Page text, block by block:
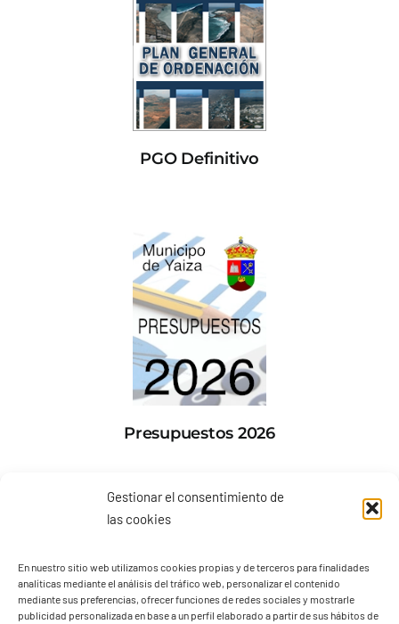
Gestionar el consentimiento de
las cookies
En nuestro sitio web utilizamos cookies propias y de terceros para finalidades
analíticas mediante el análisis del tráfico web, personalizar el contenido
mediante sus preferencias, ofrecer funciones de redes sociales y mostrarle
publicidad personalizada en base a un perfil elaborado a partir de sus hábitos de
PGO Definitivo
Presupuestos 2026